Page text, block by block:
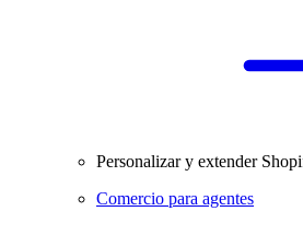
Personalizar y extender
Comercio para agentes